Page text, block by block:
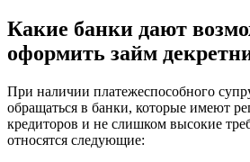
Какие банки дают
оформить займ
При наличии платежеспособного
обращаться в банки, которые имеют
кредиторов и не слишком высокие
относятся следующие: